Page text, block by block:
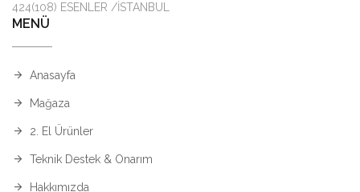
424(108) ESENLER /İSTANBUL
MENÜ
Anasayfa
Mağaza
2. El Ürünler
Teknik Destek & Onarım
Hakkımızda